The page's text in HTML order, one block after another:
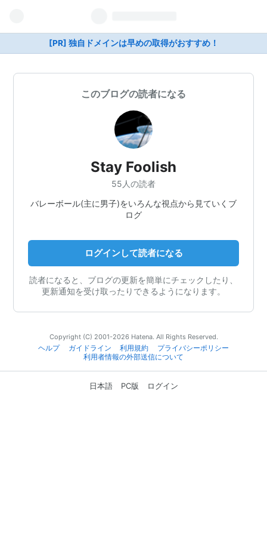
[PR] 独自ドメインは早めの取得がおすすめ！
このブログの読者になる
Stay Foolish
55人の読者
バレーボール(主に男子)をいろんな視点から見ていくブ
ログ
ログインして読者になる
読者になると、ブログの更新を簡単にチェックしたり、
更新通知を受け取ったりできるようになります。
Copyright (C) 2001-2026 Hatena. All Rights Reserved.
ヘルプ
ガイドライン 利用規約
プライバシーポリシー
利用者情報の外部送信について
日本語 PC版 ログイン